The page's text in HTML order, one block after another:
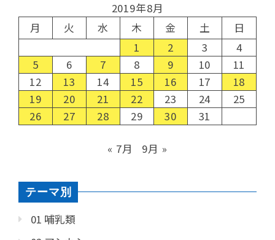
2019年8月
月
火 水 木 金 土
日
1
2 3
4
5
6 7 8 9 10
11
12
13 14 15 16 17
18
19
20 21 22 23 24
25
26
27 28 29 30 31
« 7月 9月 »
テーマ別
01 哺乳類